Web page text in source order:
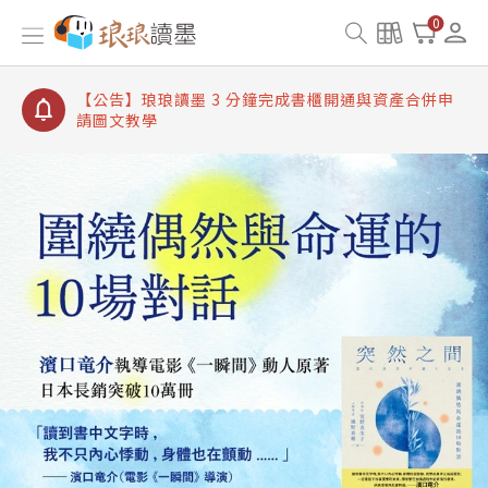
0
【公告】琅琅讀墨書櫃開通常見問題
【公告】琅琅讀墨 3 分鐘完成書櫃開通與資產合併申
【公告】琅琅書店服務升級重要說明及資產合併結果
查詢
【公告】琅琅讀墨數位閱讀資產合併與書櫃開通申請